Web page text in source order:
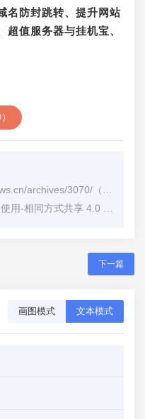
名防封跳转、提升网站
值服务器与挂机宝、
archives/3070/ （转载时请注明本文出处及文章链接）
式共享 4.0 国际 (CC BY-NC-SA 4.0)
下一篇
画图模式 文本模式